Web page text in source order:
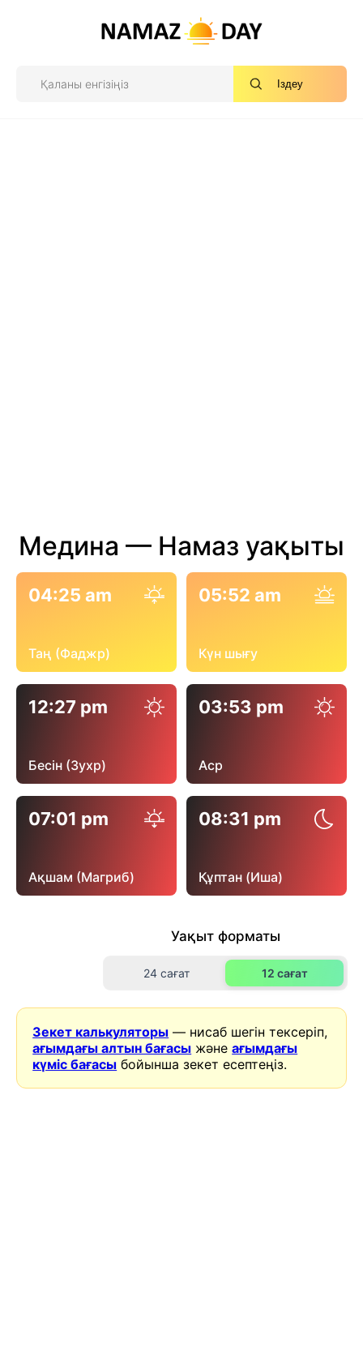
Іздеу
Медина — Намаз уақыты
04:25 am
Таң (Фаджр)
05:52 am
Күн шығу
12:27 pm
Бесін (Зухр)
03:53 pm
Аср
07:01 pm
Ақшам (Магриб)
08:31 pm
Құптан (Иша)
Уақыт форматы
24 сағат 12 сағат
Зекет калькуляторы — нисаб шегін тексеріп,
ағымдағы алтын бағасы жәнеағымдағы
күміс бағасы бойынша зекет есептеңіз.